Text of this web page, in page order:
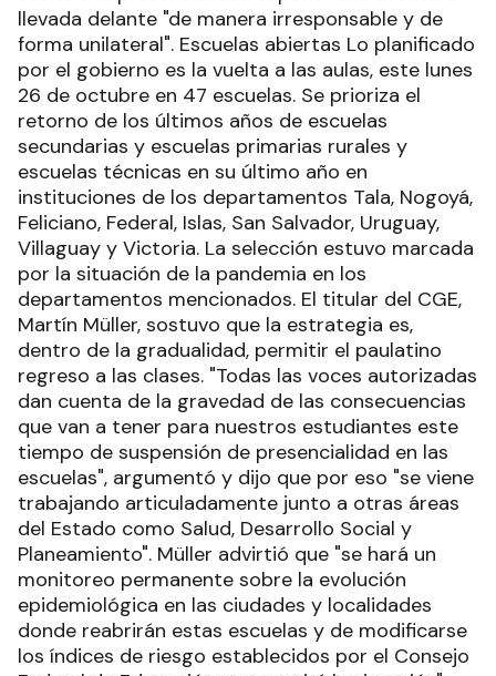
llevada delante "de manera irresponsable y de
forma unilateral". Escuelas abiertas Lo planificado
por el gobierno es la vuelta a las aulas, este lunes
26 de octubre en 47 escuelas. Se prioriza el
retorno de los últimos años de escuelas
secundarias y escuelas primarias rurales y
escuelas técnicas en su último año en
instituciones de los departamentos Tala, Nogoyá,
Feliciano, Federal, Islas, San Salvador, Uruguay,
Villaguay y Victoria. La selección estuvo marcada
por la situación de la pandemia en los
departamentos mencionados. El titular del CGE,
Martín Müller, sostuvo que la estrategia es,
dentro de la gradualidad, permitir el paulatino
regreso a las clases. "Todas las voces autorizadas
dan cuenta de la gravedad de las consecuencias
que van a tener para nuestros estudiantes este
tiempo de suspensión de presencialidad en las
escuelas", argumentó y dijo que por eso "se viene
trabajando articuladamente junto a otras áreas
del Estado como Salud, Desarrollo Social y
Planeamiento". Müller advirtió que "se hará un
monitoreo permanente sobre la evolución
epidemiológica en las ciudades y localidades
donde reabrirán estas escuelas y de modificarse
los índices de riesgo establecidos por el Consejo